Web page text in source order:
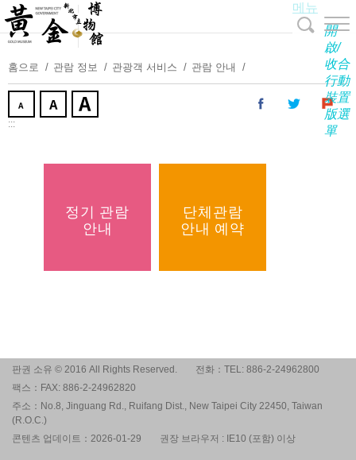
내
용
보
메뉴
開
啟/
收合
行動
裝置
版選
單
홈으로 관람 정보 관광객 서비스 관람 안내
:::
정기 관람
안내
단체관람
안내 예약
판권 소유 © 2016 All Rights Reserved.
전화：TEL: 886-2-24962800
팩스：FAX: 886-2-24962820
주소：No.8, Jinguang Rd., Ruifang Dist., New Taipei City 22450, Taiwan
(R.O.C.)
콘텐츠 업데이트：2026-01-29
권장 브라우저 : IE10 (포함) 이상